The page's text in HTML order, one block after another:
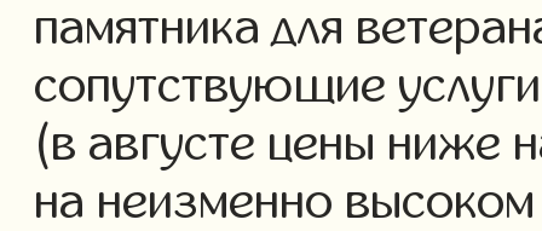
памятника для
сопутствующие
(в августе цены ниже
на неизменно